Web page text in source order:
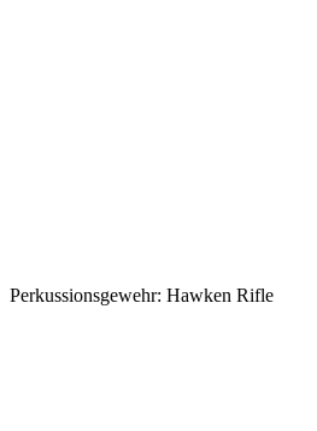
Perkussionsgewehr: Hawken Rifle